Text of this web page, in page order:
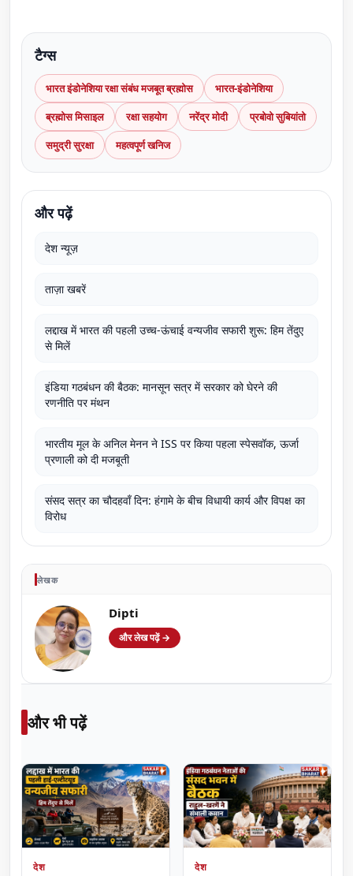
टैग्स
भारत इंडोनेशिया रक्षा संबंध मजबूत ब्रह्मोस
भारत-इंडोनेशिया
ब्रह्मोस मिसाइल
रक्षा सहयोग नरेंद्र मोदी
प्रबोवो सुबियांतो
समुद्री सुरक्षा
महत्वपूर्ण खनिज
और पढ़ें
देश न्यूज़
ताज़ा खबरें
लद्दाख में भारत की पहली उच्च-ऊंचाई वन्यजीव सफारी शुरू: हिम तेंदुए
से मिलें
इंडिया गठबंधन की बैठक: मानसून सत्र में सरकार को घेरने की
रणनीति पर मंथन
भारतीय मूल के अनिल मेनन ने ISS पर किया पहला स्पेसवॉक, ऊर्जा
प्रणाली को दी मजबूती
संसद सत्र का चौदहवाँ दिन: हंगामे के बीच विधायी कार्य और विपक्ष का
विरोध
लेखक
Dipti
और लेख पढ़ें →
और भी पढ़ें
देश देश